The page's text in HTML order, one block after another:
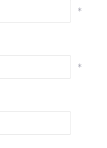
*
*